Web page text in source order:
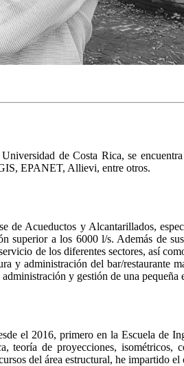
de Costa Rica, se
EPANET, Allievi, entre otros.
de Acueductos y Alcantarillados,
superior a los 6000 l/s. Además de
de los diferentes sectores, así
y administración del bar/
y gestión de una pequeña
el 2016, primero en la Escuela de
teoría de proyecciones,
del área estructural, he impartido